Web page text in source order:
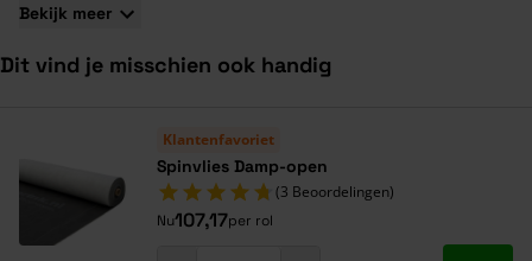
Bekijk meer
Dit vind je misschien ook handig
Klantenfavoriet
Spinvlies Damp-open
(3 Beoordelingen)
Nu107,17per rol